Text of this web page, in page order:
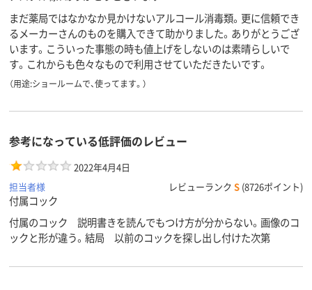
まだ薬局ではなかなか見かけないアルコール消毒類。更に信頼でき
るメーカーさんのものを購入できて助かりました。ありがとうござ
います。こういった事態の時も値上げをしないのは素晴らしいで
す。これからも色々なもので利用させていただきたいです。
（用途:ショールームで、使ってます。）
参考になっている低評価のレビュー
2022年4月4日
担当者様
レビューランク S (8726ポイント)
付属コック
付属のコック 説明書きを読んでもつけ方が分からない。画像のコ
ックと形が違う。結局 以前のコックを探し出し付けた次第